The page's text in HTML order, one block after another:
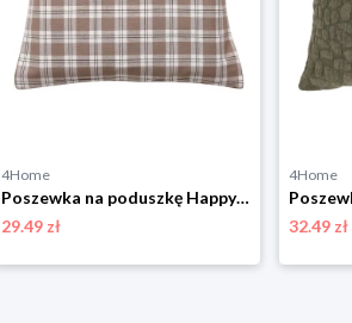
4Home
Poszewka na poduszkę Happy check beżowo-czarny, 45 x 45 cm 4-Home
29.49 zł
4Home
32.49 zł